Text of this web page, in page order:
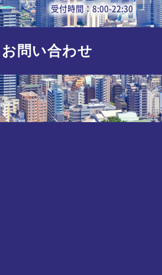
受付時間：8:00-22:30
お問い合わせ